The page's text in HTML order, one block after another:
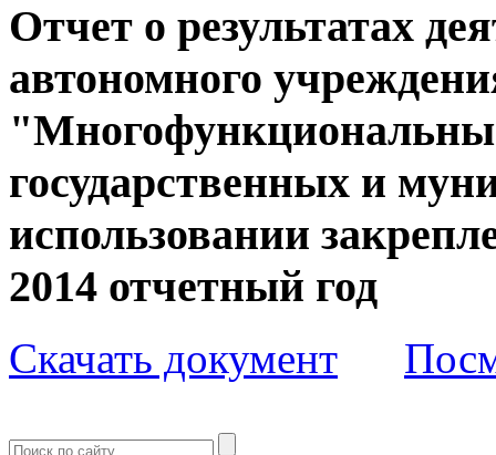
Отчет о результатах
автономного
государственных и
использовании
2014 отчетный год
Скачать документ